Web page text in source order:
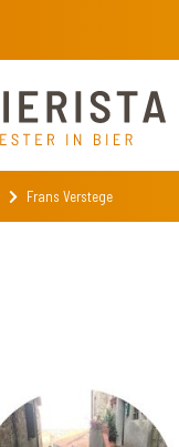
Frans Verstege